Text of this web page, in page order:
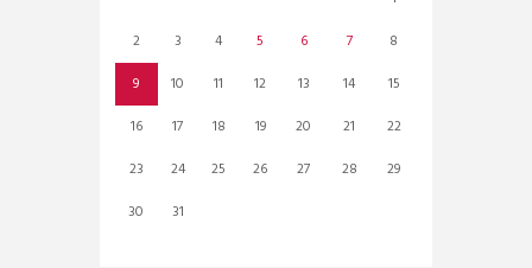
2
3 4 5 6 7
8
9
10 11 12 13 14
15
16
17 18 19 20 21
22
23
24 25 26 27 28
29
30
31